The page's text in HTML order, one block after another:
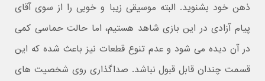
ذهن خود بشنوید. البته موسیقی زیبا و خوبی را از سوی آقای
پیام آزادی در این بازی شاهد هستیم، اما حالت حماسی کمی
در آن دیده می شود و عدم تنوع قطعات نیز باعث شده که این
قسمت چندان قابل قبول نباشد. صداگذاری روی شخصیت های